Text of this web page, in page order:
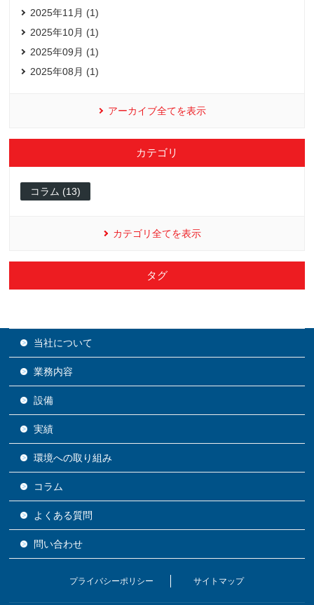
2025年11月 (1)
2025年10月 (1)
2025年09月 (1)
2025年08月 (1)
アーカイブ全てを表示
カテゴリ
コラム (13)
カテゴリ全てを表示
タグ
当社について
業務内容
設備
実績
環境への取り組み
コラム
よくある質問
問い合わせ
プライバシーポリシー サイトマップ